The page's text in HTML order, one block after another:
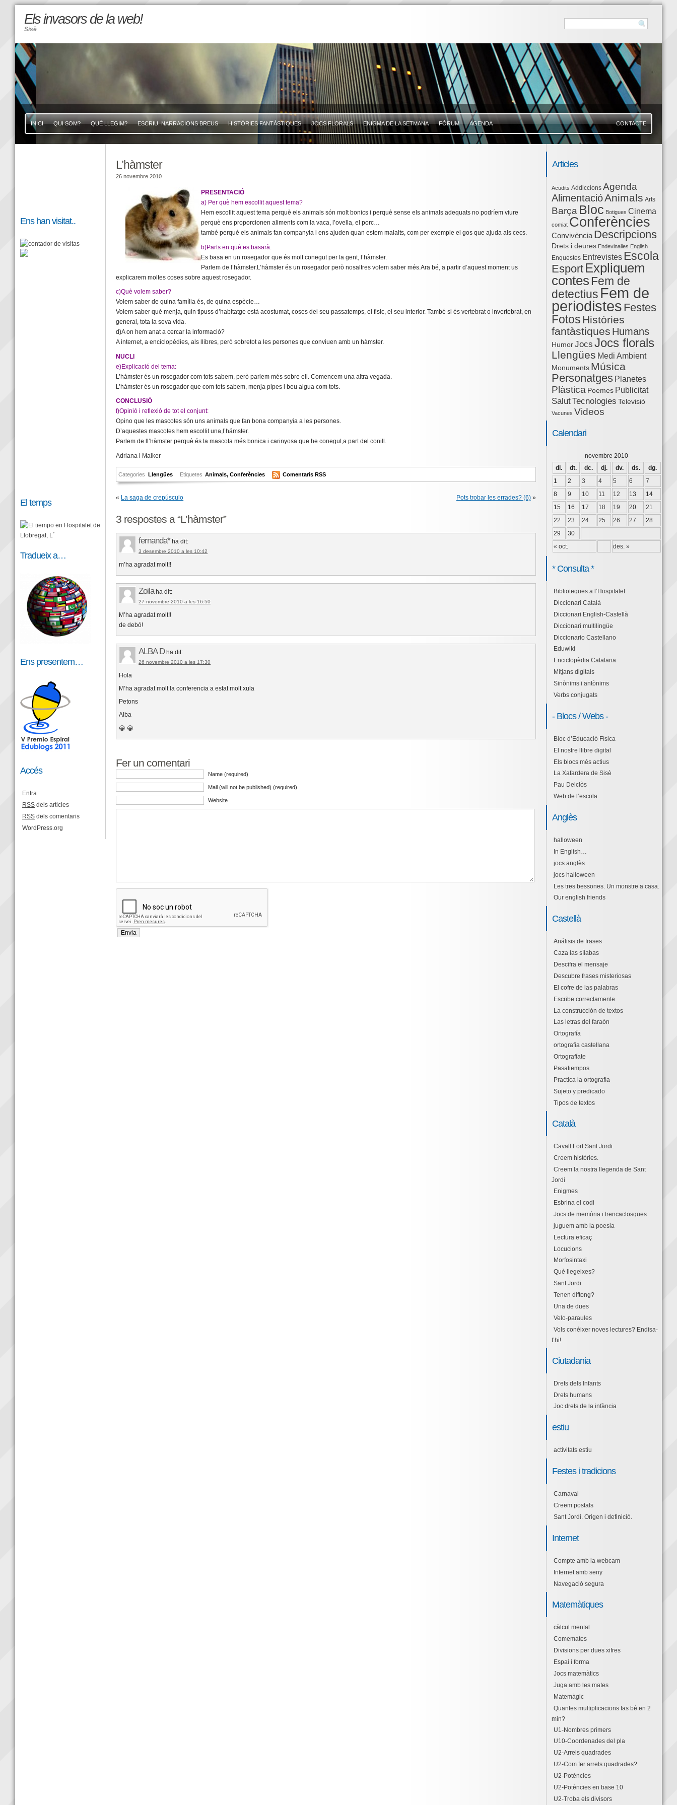
Els invasors de la web!
Sisè
INICI QUI SOM? QUÈ LLEGIM? ESCRIU. NARRACIONS BREUS HISTÒRIES FANTÀSTIQUES JOCS FLORALS ENIGMA DE LA SETMANA FÒRUM AGENDA CONTACTE
L’hàmster
26 novembre 2010
PRESENTACIÓ
a) Per què hem escollit aquest tema?
Hem escollit aquest tema perquè els animals són molt bonics i perquè sense els animals adequats no podríem viure
perquè ens proporcionen aliments com la vaca, l’ovella, el porc…
també perquè els animals fan companyia i ens ajuden quan estem malalts, com per exemple el gos que ajuda als cecs.
b)Parts en què es basarà.
Es basa en un rosegador que és molt conegut per la gent, l’hàmster.
Parlem de l’hàmster.L’hàmster és un rosegador però nosaltres volem saber més.Ara bé, a partir d’aquest moment us
explicarem moltes coses sobre aquest rosegador.
c)Què volem saber?
Volem saber de quina família és, de quina espècie…
Volem saber què menja, quin tipuss d’habitatge està acostumat, coses del seu passatemps, el fisic, el seu interior. També si és vertebrat o invertebrat, en
general, tota la seva vida.
d)A on hem anat a cercar la informació?
A internet, a enciclopèdies, als llibres, però sobretot a les persones que conviuen amb un hàmster.
NUCLI
e)Explicació del tema:
L’hàmster és un rosegador com tots sabem, però parlem més sobre ell. Comencem una altra vegada.
L’hàmster és un rosegador que com tots sabem, menja pipes i beu aigua com tots.
CONCLUSIÓ
f)Opinió i reflexió de tot el conjunt:
Opino que les mascotes són uns animals que fan bona companyia a les persones.
D’aquestes mascotes hem escollit una,l’hámster.
Parlem de ll’hàmster perquè és la mascota més bonica i carinyosa que he conegut,a part del conill.
Adriana i Maiker
Categories Llengües Etiquetes Animals,Conferències Comentaris RSS
« La saga de crepúsculo Pots trobar les errades? (6)»
3 respostes a “L’hàmster”
fernanda* ha dit:
3 desembre 2010 a les 10:42
m’ha agradat molt!!
Zoila ha dit:
27 novembre 2010 a les 16:50
M’ha agradat molt!!
de debó!
ALBA D ha dit:
26 novembre 2010 a les 17:30
Hola
M’ha agradat molt la conferencia a estat molt xula
Petons
Alba
😀 😀
Fer un comentari
Name (required)
Mail (will not be published) (required)
Website
Articles
Acudits Addiccions Agenda
AlimentacióAnimals Arts
Barça Bloc Botigues Cinema
comiat Conferències
Convivència Descripcions
Drets i deures Endevinalles English
Enquestes Entrevistes Escola
Esport Expliquem
contes Fem de
detectius Fem de
periodistes Festes
Fotos Històries
fantàstiques Humans
Humor Jocs Jocs florals
Llengües Medi Ambient
Monuments Música
Personatges Planetes
Plàstica Poemes Publicitat
SalutTecnologies Televisió
Vacunes Videos
Calendari
novembre 2010
dl.
dt. dc. dj. dv. ds. dg.
« oct. des. »
1 2 3 4 5 6
7
8
9 10 11 12 13
14
15
16 17 18 19 20
21
22
23 24 25 26 27
28
29
30
* Consulta *
Biblioteques a l’Hospitalet
Diccionari Català
Diccionari English-Castellà
Diccionari multilingüe
Diccionario Castellano
Eduwiki
Enciclopèdia Catalana
Mitjans digitals
Sinònims i antònims
Verbs conjugats
- Blocs / Webs -
Bloc d’Educació Física
El nostre llibre digital
Els blocs més actius
La Xafardera de Sisè
Pau Delclòs
Web de l’escola
Anglès
halloween
In English…
jocs anglès
jocs halloween
Les tres bessones. Un monstre a casa.
Our english friends
Castellà
Análisis de frases
Caza las sílabas
Descifra el mensaje
Descubre frases misteriosas
El cofre de las palabras
Escribe correctamente
La construcción de textos
Las letras del faraón
Ortografía
ortografia castellana
Ortografíate
Pasatiempos
Practica la ortografía
Sujeto y predicado
Tipos de textos
Català
Cavall Fort.Sant Jordi.
Creem històries.
Creem la nostra llegenda de Sant
Jordi
Enigmes
Esbrina el codi
Jocs de memòria i trencaclosques
juguem amb la poesia
Lectura eficaç
Locucions
Morfosintaxi
Què llegeixes?
Sant Jordi.
Tenen diftong?
Una de dues
Velo-paraules
Vols conèixer noves lectures? Endisa-
t’hi!
Ciutadania
Drets dels Infants
Drets humans
Joc drets de la infància
estiu
activitats estiu
Festes i tradicions
Carnaval
Creem postals
Sant Jordi. Origen i definició.
Internet
Compte amb la webcam
Internet amb seny
Navegació segura
Matemàtiques
càlcul mental
Comemates
Divisions per dues xifres
Espai i forma
Jocs matemàtics
Juga amb les mates
Matemàgic
Quantes multiplicacions fas bé en 2
min?
U1-Nombres primers
U10-Coordenades del pla
U2-Arrels quadrades
U2-Com fer arrels quadrades?
U2-Potències
U2-Potències en base 10
U2-Troba els divisors
Ens han visitat..
El temps
Tradueix a…
Ens presentem…
Accés
Entra
RSS dels articles
RSS dels comentaris
WordPress.org